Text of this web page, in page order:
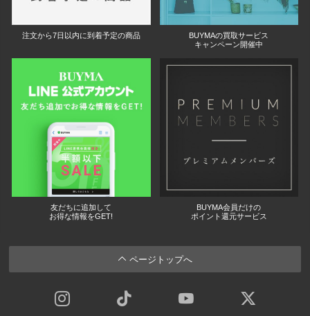
注文から7日以内に到着予定の商品
BUYMAの買取サービス
キャンペーン開催中
友だちに追加して
お得な情報をGET!
BUYMA会員だけの
ポイント還元サービス
ページトップへ